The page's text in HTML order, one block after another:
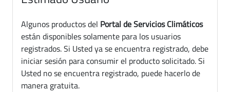
Algunos productos del Portal de Servicios Climáticos
están disponibles solamente para los usuarios
registrados. Si Usted ya se encuentra registrado, debe
iniciar sesión para consumir el producto solicitado. Si
Usted no se encuentra registrado, puede hacerlo de
manera gratuita.